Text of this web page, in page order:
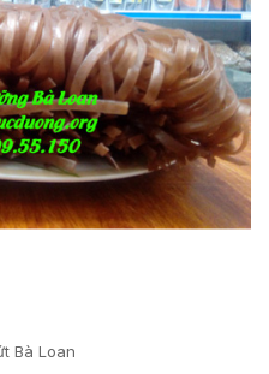
Bà Loan